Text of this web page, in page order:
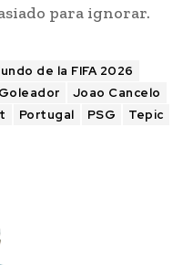
para ignorar.
de la FIFA 2026
Goleador
Joao Cancelo
Portugal PSG Tepic